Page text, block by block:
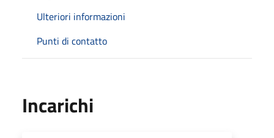
Ulteriori informazioni
Punti di contatto
Incarichi